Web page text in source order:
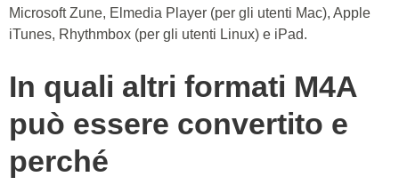
Microsoft Zune, Elmedia Player (per gli utenti Mac), Apple
iTunes, Rhythmbox (per gli utenti Linux) e iPad.
In quali altri formati M4A
può essere convertito e
perché